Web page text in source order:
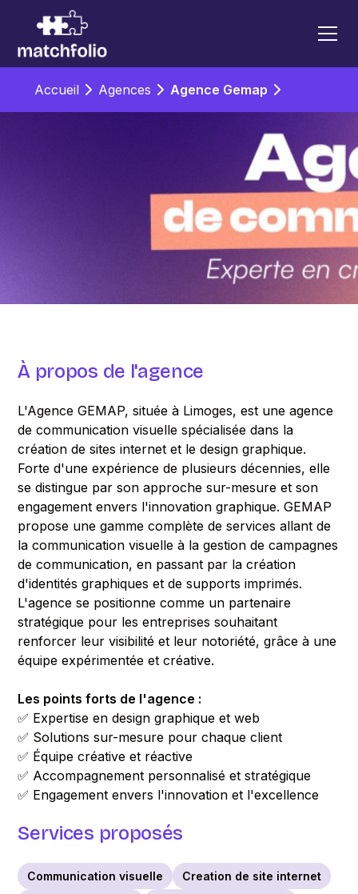
Accueil Agences Agence Gemap
À propos de l'agence
L'Agence GEMAP, située à Limoges, est une agence
de communication visuelle spécialisée dans la
création de sites internet et le design graphique.
Forte d'une expérience de plusieurs décennies, elle
se distingue par son approche sur-mesure et son
engagement envers l'innovation graphique. GEMAP
propose une gamme complète de services allant de
la communication visuelle à la gestion de campagnes
de communication, en passant par la création
d'identités graphiques et de supports imprimés.
L'agence se positionne comme un partenaire
stratégique pour les entreprises souhaitant
renforcer leur visibilité et leur notoriété, grâce à une
équipe expérimentée et créative.
Les points forts de l'agence :
✅ Expertise en design graphique et web
✅ Solutions sur-mesure pour chaque client
✅ Équipe créative et réactive
✅ Accompagnement personnalisé et stratégique
✅ Engagement envers l'innovation et l'excellence
Services proposés
Communication visuelle
Creation de site internet